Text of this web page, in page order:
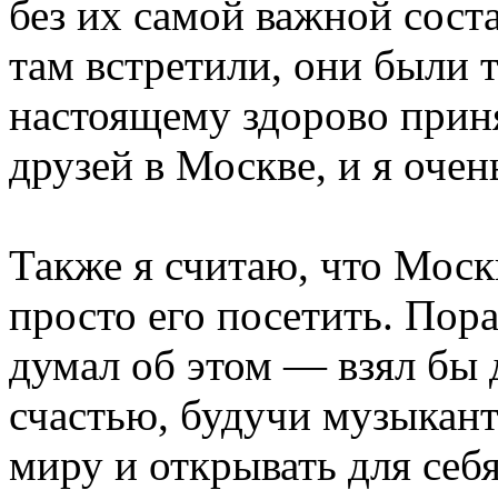
без их самой важной
там встретили, они были
настоящему здорово
друзей в Москве, и я
Также я считаю, что
просто его посетить.
думал об этом — взял бы
счастью, будучи
миру и открывать для